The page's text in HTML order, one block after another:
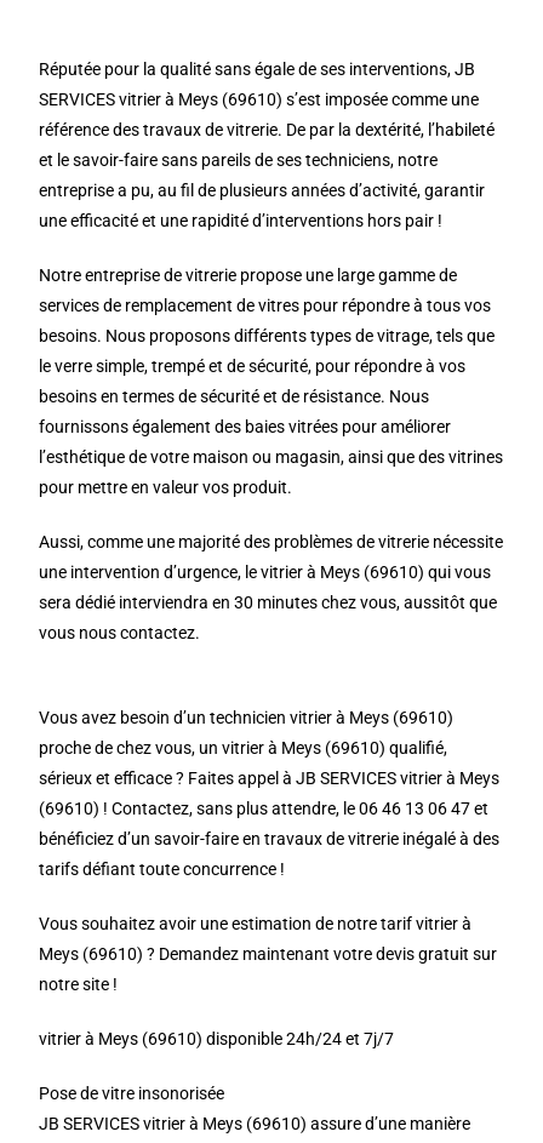
Réputée pour la qualité sans égale de ses interventions, JB
SERVICES vitrier à Meys (69610) s’est imposée comme une
référence des travaux de vitrerie. De par la dextérité, l’habileté
et le savoir-faire sans pareils de ses techniciens, notre
entreprise a pu, au fil de plusieurs années d’activité, garantir
une efficacité et une rapidité d’interventions hors pair !
Notre entreprise de vitrerie propose une large gamme de
services de remplacement de vitres pour répondre à tous vos
besoins. Nous proposons différents types de vitrage, tels que
le verre simple, trempé et de sécurité, pour répondre à vos
besoins en termes de sécurité et de résistance. Nous
fournissons également des baies vitrées pour améliorer
l’esthétique de votre maison ou magasin, ainsi que des vitrines
pour mettre en valeur vos produit.
Aussi, comme une majorité des problèmes de vitrerie nécessite
une intervention d’urgence, le vitrier à Meys (69610) qui vous
sera dédié interviendra en 30 minutes chez vous, aussitôt que
vous nous contactez.
Vous avez besoin d’un technicien vitrier à Meys (69610)
proche de chez vous, un vitrier à Meys (69610) qualifié,
sérieux et efficace ? Faites appel à JB SERVICES vitrier à Meys
(69610) ! Contactez, sans plus attendre, le 06 46 13 06 47 et
bénéficiez d’un savoir-faire en travaux de vitrerie inégalé à des
tarifs défiant toute concurrence !
Vous souhaitez avoir une estimation de notre tarif vitrier à
Meys (69610) ? Demandez maintenant votre devis gratuit sur
notre site !
vitrier à Meys (69610) disponible 24h/24 et 7j/7
Pose de vitre insonorisée
JB SERVICES vitrier à Meys (69610) assure d’une manière